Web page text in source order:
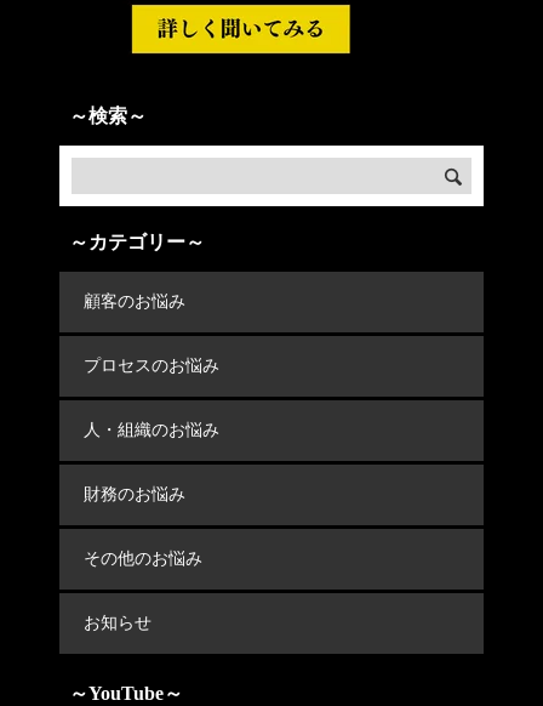
～検索～
～カテゴリー～
顧客のお悩み
プロセスのお悩み
人・組織のお悩み
財務のお悩み
その他のお悩み
お知らせ
～YouTube～